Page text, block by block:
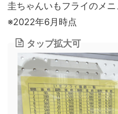
圭ちゃんいもフライのメニ
※2022年6月時点
タップ拡大可